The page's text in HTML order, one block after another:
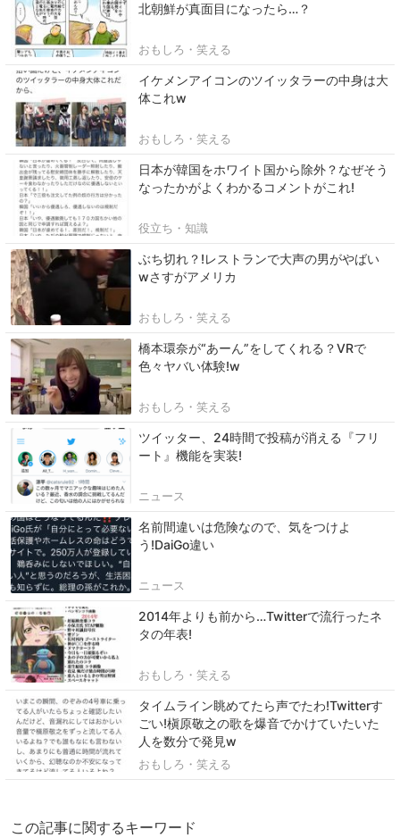
北朝鮮が真面目になったら…？
おもしろ・笑える
イケメンアイコンのツイッタラーの中身は大
体これw
おもしろ・笑える
日本が韓国をホワイト国から除外？なぜそう
なったかがよくわかるコメントがこれ!
役立ち・知識
ぶち切れ？!レストランで大声の男がやばい
wさすがアメリカ
おもしろ・笑える
橋本環奈が“あーん”をしてくれる？VRで
色々ヤバい体験!w
おもしろ・笑える
ツイッター、24時間で投稿が消える『フリ
ート』機能を実装!
ニュース
名前間違いは危険なので、気をつけよ
う!DaiGo違い
ニュース
2014年よりも前から…Twitterで流行ったネ
タの年表!
おもしろ・笑える
タイムライン眺めてたら声でたわ!Twitterす
ごい!槇原敬之の歌を爆音でかけていたいた
人を数分で発見w
おもしろ・笑える
この記事に関するキーワード